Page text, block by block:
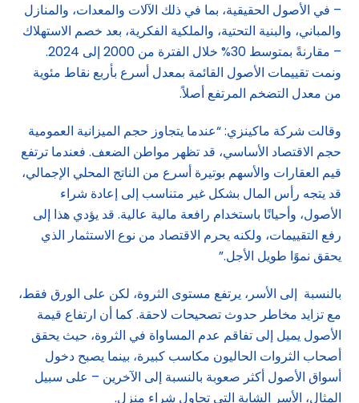
– في الأصول الحقيقية، بما في ذلك الآلات والمعدات، والمنازل
والمباني، والبنية التحتية، والملكية الفكرية، بعد خصم الاستهلاك
– مقارنةً بمتوسط 30% خلال الفترة من 2000 إلى 2024.
ونمت تقييمات الأصول القائمة بمعدل أسرع بأربع نقاط مئوية
من معدل التضخم المرتفع أصلاً.
وقالت شركة ماكينزي: “عندما يتجاوز حجم الميزانية العمومية
حجم الاقتصاد الأساسي، قد تظهر مواطن الضعف. فعندما ترتفع
قيم العقارات والأسهم بوتيرة أسرع من الناتج المحلي الإجمالي،
قد يتجه رأس المال بشكل غير متناسب إلى إعادة شراء
الأصول، وأحيانًا باستخدام رافعة مالية عالية. قد يؤدي هذا إلى
رفع التقييمات، ولكنه يحرم الاقتصاد من نوع الاستثمار الذي
يحقق نموًا طويل الأجل.”
بالنسبة إلى الأسر، يرتفع مستوى الثروة، لكن على الورق فقط،
مع تزايد مخاطر حدوث تصحيحات لاحقة. كما أن ارتفاع قيمة
الأصول يميل إلى تفاقم عدم المساواة في الثروة، حيث يحقق
أصحاب الثروات الحاليون مكاسب كبيرة، بينما يصبح دخول
أسواق الأصول أكثر صعوبة بالنسبة إلى الآخرين – على سبيل
المثال، الأسر الشابة التي تحاول شراء منزل.